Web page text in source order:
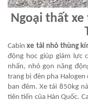
Ngoại thất xe
Cabinxe tải nhỏ thùng
động học giúp giảm lực
nhấn, nhỏ gọn năng
trang bị đèn pha
ban đêm. Xe tải 850kg
tiên tiến của Hàn Quốc.